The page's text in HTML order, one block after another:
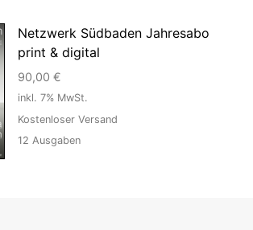
Netzwerk Südbaden Jahresabo
print & digital
90,00 €
inkl. 7% MwSt.
Kostenloser Versand
12 Ausgaben